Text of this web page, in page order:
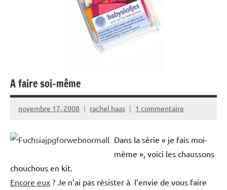
A faire soi-même
novembre 17, 2008 rachel haas 1 commentaire
Dans la série « je fais moi-
même », voici les chaussons
chouchous en kit.
Encore eux ? Je n’ai pas résister à l’envie de vous faire